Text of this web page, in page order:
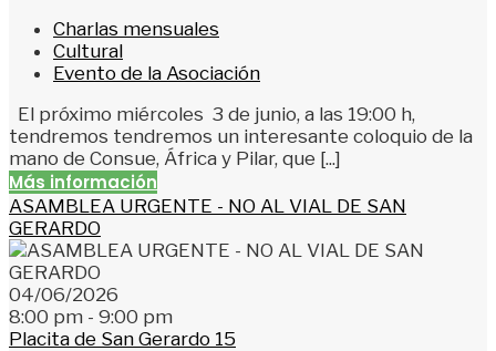
Charlas mensuales
Cultural
Evento de la Asociación
El próximo miércoles 3 de junio, a las 19:00 h,
tendremos tendremos un interesante coloquio de la
mano de Consue, África y Pilar, que [...]
Más información
ASAMBLEA URGENTE - NO AL VIAL DE SAN
GERARDO
04/06/2026
8:00 pm - 9:00 pm
Placita de San Gerardo 15